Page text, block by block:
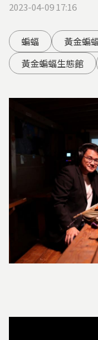
2023-04-09 17:16
蝙蝠 黃金蝙
黃金蝙蝠生態館